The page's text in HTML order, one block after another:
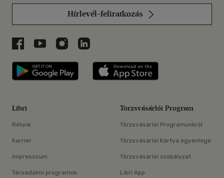
Hírlevél-feliratkozás
Libri a Facebookon
Libri a Youtube-on
Libri az Instagramon
Libri a LinkedInen
Libri applikáció Szerezd meg: Google
Libri
Rólunk
Karrier
Impresszum
Társadalmi programok
Törzsvásárlói Program
Törzsvásárlói Programunkról
Törzsvásárlói Kártya egyenlege
Törzsvásárlói szabályzat
Libri App